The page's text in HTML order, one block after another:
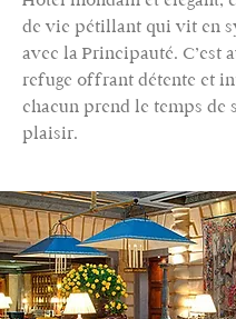
de vie pétillant qui vit en
avec la Principauté. C’est
refuge offrant détente et
chacun prend le temps de
plaisir.